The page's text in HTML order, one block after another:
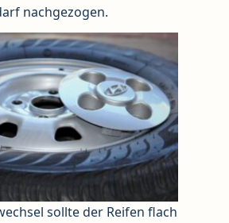
nachgezogen.
sollte der Reifen flach